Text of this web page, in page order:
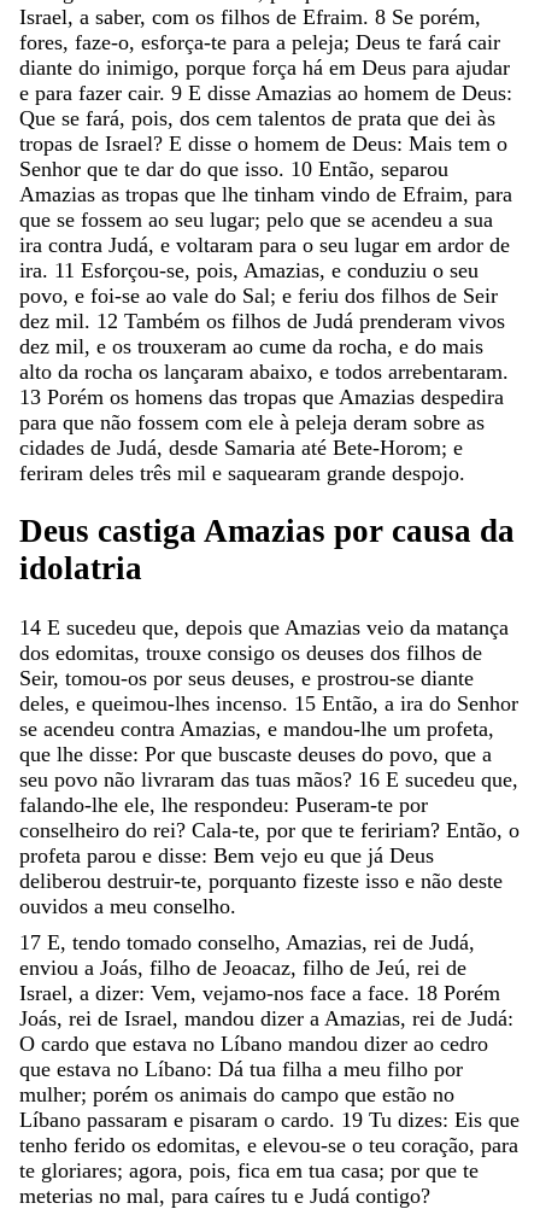
Israel, a saber, com os filhos de Efraim. 8 Se porém,
fores, faze-o, esforça-te para a peleja; Deus te fará cair
diante do inimigo, porque força há em Deus para ajudar
e para fazer cair. 9 E disse Amazias ao homem de Deus:
Que se fará, pois, dos cem talentos de prata que dei às
tropas de Israel? E disse o homem de Deus: Mais tem o
Senhor que te dar do que isso. 10 Então, separou
Amazias as tropas que lhe tinham vindo de Efraim, para
que se fossem ao seu lugar; pelo que se acendeu a sua
ira contra Judá, e voltaram para o seu lugar em ardor de
ira. 11 Esforçou-se, pois, Amazias, e conduziu o seu
povo, e foi-se ao vale do Sal; e feriu dos filhos de Seir
dez mil. 12 Também os filhos de Judá prenderam vivos
dez mil, e os trouxeram ao cume da rocha, e do mais
alto da rocha os lançaram abaixo, e todos arrebentaram.
13 Porém os homens das tropas que Amazias despedira
para que não fossem com ele à peleja deram sobre as
cidades de Judá, desde Samaria até Bete-Horom; e
feriram deles três mil e saquearam grande despojo.
Deus castiga Amazias por causa da
idolatria
14 E sucedeu que, depois que Amazias veio da matança
dos edomitas, trouxe consigo os deuses dos filhos de
Seir, tomou-os por seus deuses, e prostrou-se diante
deles, e queimou-lhes incenso. 15 Então, a ira do Senhor
se acendeu contra Amazias, e mandou-lhe um profeta,
que lhe disse: Por que buscaste deuses do povo, que a
seu povo não livraram das tuas mãos? 16 E sucedeu que,
falando-lhe ele, lhe respondeu: Puseram-te por
conselheiro do rei? Cala-te, por que te feririam? Então, o
profeta parou e disse: Bem vejo eu que já Deus
deliberou destruir-te, porquanto fizeste isso e não deste
ouvidos a meu conselho.
17 E, tendo tomado conselho, Amazias, rei de Judá,
enviou a Joás, filho de Jeoacaz, filho de Jeú, rei de
Israel, a dizer: Vem, vejamo-nos face a face. 18 Porém
Joás, rei de Israel, mandou dizer a Amazias, rei de Judá:
O cardo que estava no Líbano mandou dizer ao cedro
que estava no Líbano: Dá tua filha a meu filho por
mulher; porém os animais do campo que estão no
Líbano passaram e pisaram o cardo. 19 Tu dizes: Eis que
tenho ferido os edomitas, e elevou-se o teu coração, para
te gloriares; agora, pois, fica em tua casa; por que te
meterias no mal, para caíres tu e Judá contigo?